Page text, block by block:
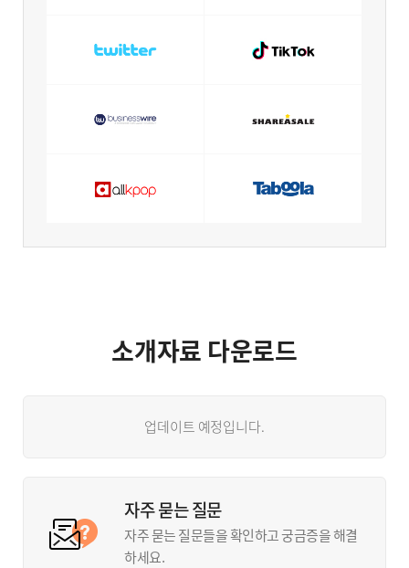
소개자료 다운로드
업데이트 예정입니다.
자주 묻는 질문
자주 묻는 질문들을 확인하고 궁금증을 해결
하세요.